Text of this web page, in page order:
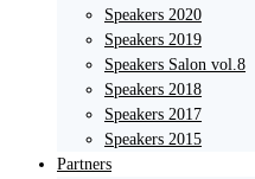
Speakers 2020
Speakers 2019
Speakers Salon vol.8
Speakers 2018
Speakers 2017
Speakers 2015
Partners